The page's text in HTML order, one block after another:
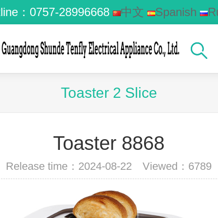
： 0757-28996668 中文 Spanish
Toaster 2 Slice
Toaster 8868
Release time：2024-08-22 Viewed： 6789